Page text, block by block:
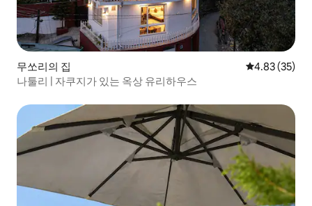
무쏘리의 집 평점 4.83점(5
4.83 (35)
나툴리 | 자쿠지가 있는 옥상 유리하우스